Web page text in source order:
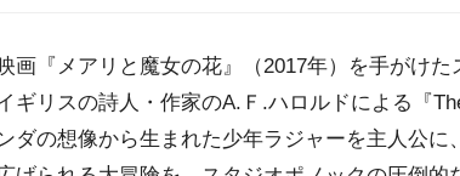
画『メアリと魔女の花』（2017年）を手がけ
ギリスの詩人・作家のA.Ｆ.ハロルドによる『
ダの想像から生まれた少年ラジャーを主人公に